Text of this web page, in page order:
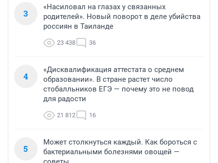
3
«Насиловал на глазах у связанных
родителей». Новый поворот в деле убийства
россиян в Таиланде
23 438 36
4
«Дисквалификация аттестата о среднем
образовании». В стране растет число
стобалльников ЕГЭ — почему это не повод
для радости
21 812 16
5
Может столкнуться каждый. Как бороться с
бактериальными болезнями овощей —